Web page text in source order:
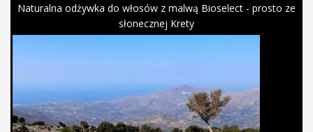
Naturalna odżywka do włosów z malwą Bioselect - prosto ze
słonecznej Krety